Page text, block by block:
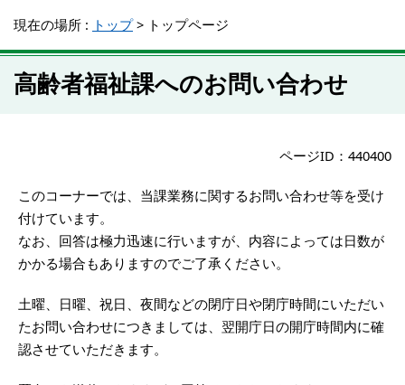
現在の場所 : トップ> トップページ
高齢者福祉課へのお問い合わせ
ページID：440400
このコーナーでは、当課業務に関するお問い合わせ等を受け
付けています。
なお、回答は極力迅速に行いますが、内容によっては日数が
かかる場合もありますのでご了承ください。
土曜、日曜、祝日、夜間などの閉庁日や閉庁時間にいただい
たお問い合わせにつきましては、翌開庁日の開庁時間内に確
認させていただきます。